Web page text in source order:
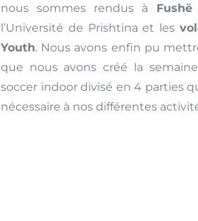
nous sommes rendus à Fushë
l’Université de Prishtina et les
Youth. Nous avons enfin pu
que nous avons créé la
soccer indoor divisé en 4 parties
nécessaire à nos différentes